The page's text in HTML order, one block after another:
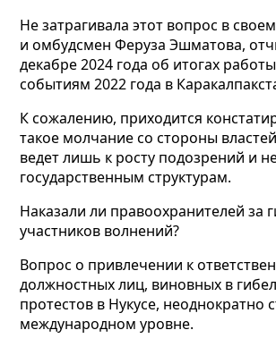
Не затрагивала этот вопрос в
и омбудсмен Феруза Эшматова,
декабре 2024 года об итогах
событиям 2022 года в
К сожалению, приходится
такое молчание со стороны
ведет лишь к росту подозрений и
государственным структурам.
Наказали ли правоохранителей за
участников волнений?
Вопрос о привлечении к
должностных лиц, виновных в
протестов в Нукусе, неоднократно
международном уровне.